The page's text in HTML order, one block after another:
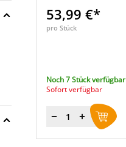
53,99 €*
pro Stück
Noch 7 Stück verfügbar
Sofort verfügbar
Menge